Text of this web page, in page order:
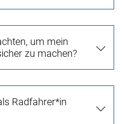
um mein
zu machen?
Radfahrer*in